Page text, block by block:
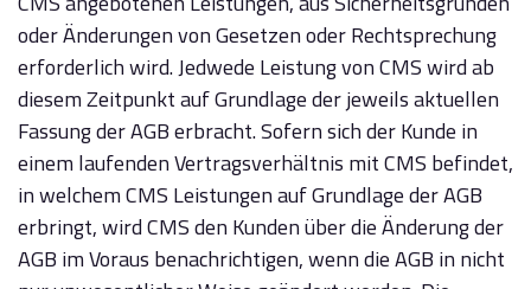
oder Änderungen von Gesetzen oder Rechtsprechung
erforderlich wird. Jedwede Leistung von CMS wird ab
diesem Zeitpunkt auf Grundlage der jeweils aktuellen
Fassung der AGB erbracht. Sofern sich der Kunde in
einem laufenden Vertragsverhältnis mit CMS befindet,
in welchem CMS Leistungen auf Grundlage der AGB
erbringt, wird CMS den Kunden über die Änderung der
AGB im Voraus benachrichtigen, wenn die AGB in nicht